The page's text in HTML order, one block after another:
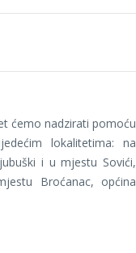
ćemo nadzirati pomoću
lokalitetima: na
i u mjestu Sovići,
Broćanac, općina